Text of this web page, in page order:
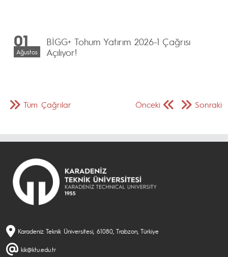
01
Ağustos
BİGG+ Tohum Yatırım 2026-1 Çağrısı
Açılıyor!
Önceki Sonraki
Tüm Çağrılar
Karadeniz Teknik Üniversitesi, 61080, Trabzon, Türkiye
kik@ktu.edu.tr